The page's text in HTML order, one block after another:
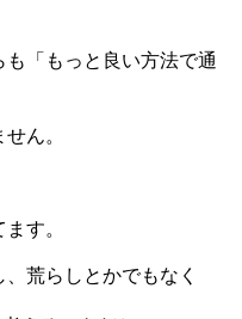
「もっと良い方法で通
ん。
す。
荒らしとかでもなく